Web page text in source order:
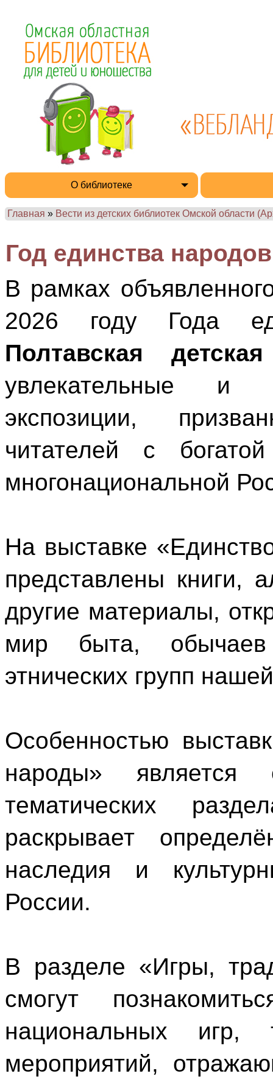
О библиотеке
Главная » Вести из детских библиотек Омской области
Год единства
В рамках
2026 году Года
Полтавская
увлекательные и
экспозиции,
читателей с
многонациональной
На выставке
представлены книги,
другие материалы,
мир быта,
этнических групп
Особенностью
народы»
тематических
раскрывает
наследия и
России.
В разделе «Игры,
смогут
национальных игр,
мероприятий,